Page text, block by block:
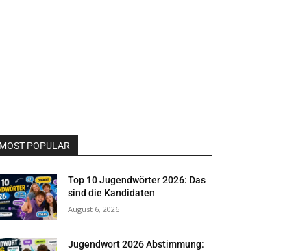
POPULAR
Top 10 Jugendwörter 2026: Das
sind die Kandidaten
August 6, 2026
Jugendwort 2026 Abstimmung: